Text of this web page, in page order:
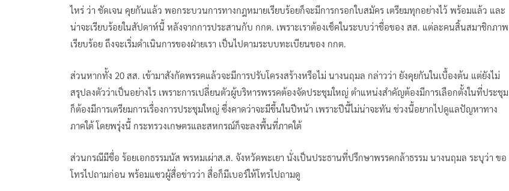
ไหร่ ว่า ชัดเจน คุยกันแล้ว พอกระบวนการทางกฎหมายเรียบร้อยก็จะมีการกรอกใบสมัคร เตรียมทุกอย่างไว้ พร้อมแล้ว และ
น่าจะเรียบร้อยในสัปดาห์นี้ หลังจากการประสานกับ กกต. เพราะเราต้องเช็คในระบบว่าชื่อของ สส. แต่ละคนสิ้นสมาชิกภาพ
เรียบร้อย ถึงจะเริ่มดำเนินการของฝ่ายเรา เป็นไปตามระบบทะเบียนของ กกต.
ส่วนหากทั้ง 20 สส. เข้ามาสังกัดพรรคแล้วจะมีการปรับโครงสร้างหรือไม่ นางนฤมล กล่าวว่า ยังคุยกันในเบื้องต้น แต่ยังไม่
สรุปลงตัวว่าเป็นอย่างไร เพราะการเปลี่ยนตัวผู้บริหารพรรคต้องจัดประชุมใหญ่ ตำแหน่งสำคัญต้องมีการเลือกตั้งในที่ประชุม
ก็ต้องมีการเตรียมการเรื่องการประชุมใหญ่ ซึ่งคาดว่าจะมีขึ้นในปีหน้า เพราะปีนี้ไม่น่าจะทัน ช่วงนี้อยากไปดูแลปัญหาทาง
ภาคใต้ โดยพรุ่งนี้ กระทรวงเกษตรและสหกรณ์ก็จะลงพื้นที่ภาคใต้
ส่วนกรณีมีชื่อ ร้อยเอกธรรมนัส พรหมเผ่าส.ส. จังหวัดพะเยา นั่งเป็นประธานที่ปรึกษาพรรคกล้าธรรม นางนฤมล ระบุว่า ขอ
โทรไปถามก่อน พร้อมแซวผู้สื่อข่าวว่า สื่อก็มีเบอร์ให้โทรไปถามดู